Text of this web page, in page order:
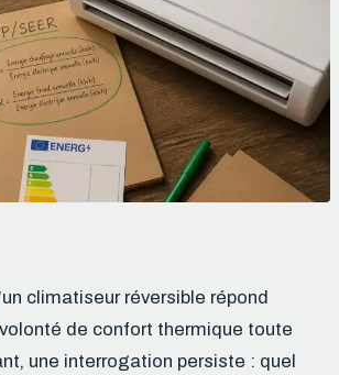
climatiseur réversible répond
de confort thermique toute
une interrogation persiste : quel